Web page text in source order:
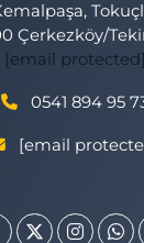
Çerkezköy/
[email protected]
0541 894 95
[email